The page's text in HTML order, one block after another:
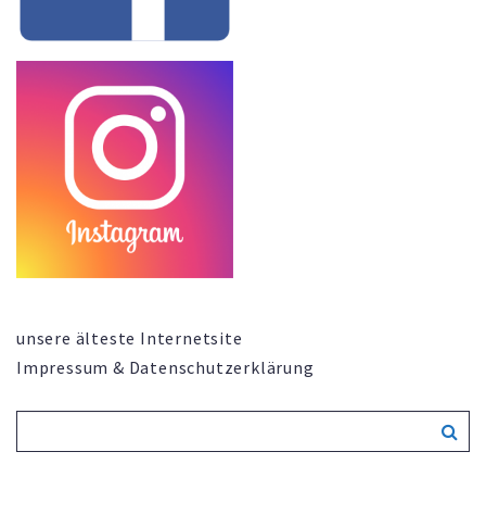
unsere älteste Internetsite
Impressum & Datenschutzerklärung